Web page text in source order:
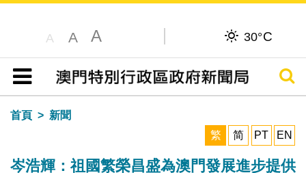
A A A 30°C
目錄
搜尋
首頁
新聞
繁
简 PT EN
岑浩輝：祖國繁榮昌盛為澳門發展進步提供